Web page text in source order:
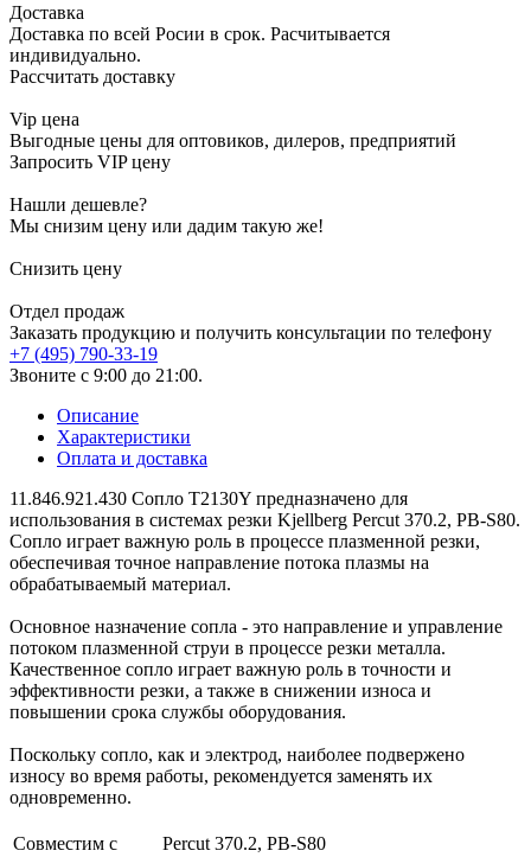
Доставка
Доставка по всей Росии в срок. Расчитывается
индивидуально.
Рассчитать доставку
Vip цена
Выгодные цены для оптовиков, дилеров, предприятий
Запросить VIP цену
Нашли дешевле?
Мы снизим цену или дадим такую же!
Снизить цену
Отдел продаж
Заказать продукцию и получить консультации по телефону
+7 (495) 790-33-19
Звоните с 9:00 до 21:00.
Описание
Характеристики
Оплата и доставка
11.846.921.430 Сопло T2130Y предназначено для
использования в системах резки Kjellberg Percut 370.2, PB-S80.
Сопло играет важную роль в процессе плазменной резки,
обеспечивая точное направление потока плазмы на
обрабатываемый материал.
Основное назначение сопла - это направление и управление
потоком плазменной струи в процессе резки металла.
Качественное сопло играет важную роль в точности и
эффективности резки, а также в снижении износа и
повышении срока службы оборудования.
Поскольку сопло, как и электрод, наиболее подвержено
износу во время работы, рекомендуется заменять их
одновременно.
Совместим с
Percut 370.2, PB-S80